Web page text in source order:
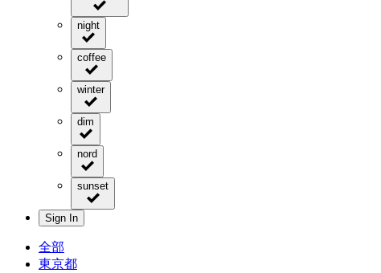
night
coffee
winter
dim
nord
sunset
Sign In
全部
東京都